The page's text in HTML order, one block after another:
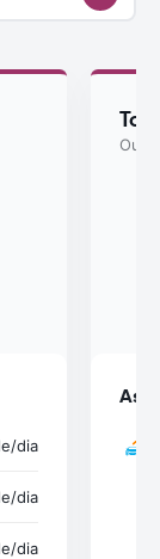
/dia
/dia
/dia
Ou
As